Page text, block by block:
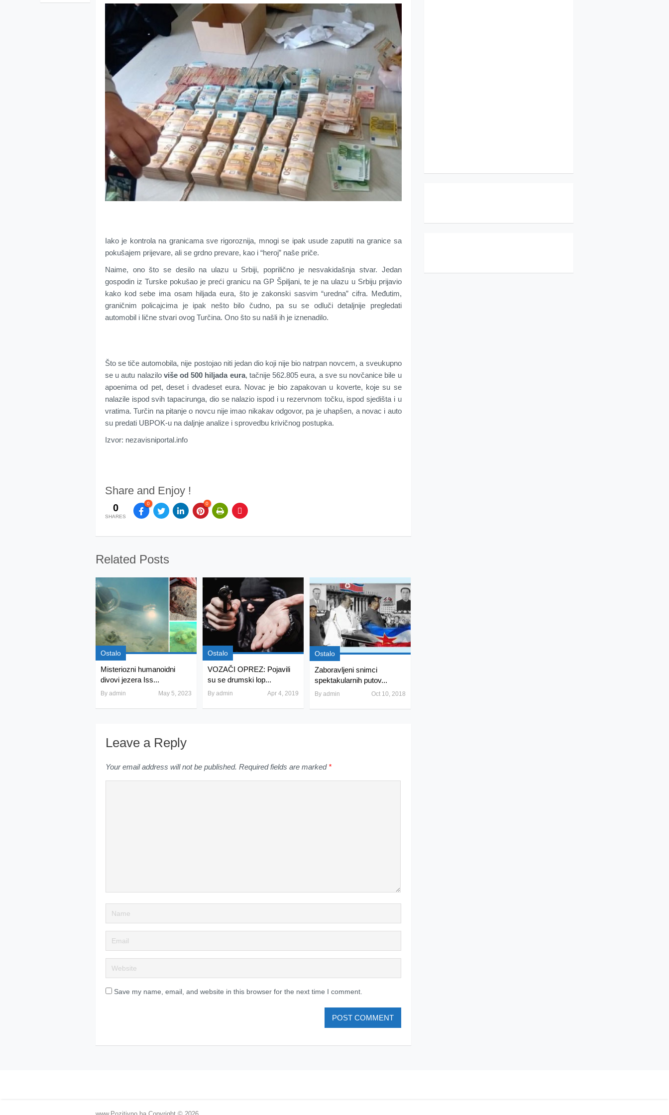
Iako je kontrola na granicama sve rigoroznija, mnogi se ipak usude zaputiti na granice sa
pokušajem prijevare, ali se grdno prevare, kao i “heroj” naše priče.
Naime, ono što se desilo na ulazu u Srbiji, poprilično je nesvakidašnja stvar. Jedan
gospodin iz Turske pokušao je preći granicu na GP Špiljani, te je na ulazu u Srbiju prijavio
kako kod sebe ima osam hiljada eura, što je zakonski sasvim “uredna” cifra. Međutim,
graničnim policajcima je ipak nešto bilo čudno, pa su se odluči detaljnije pregledati
automobil i lične stvari ovog Turčina. Ono što su našli ih je iznenadilo.
Što se tiče automobila, nije postojao niti jedan dio koji nije bio natrpan novcem, a sveukupno
se u autu nalazilo više od 500 hiljada eura, tačnije 562.805 eura, a sve su novčanice bile u
apoenima od pet, deset i dvadeset eura. Novac je bio zapakovan u koverte, koje su se
nalazile ispod svih tapacirunga, dio se nalazio ispod i u rezervnom točku, ispod sjedišta i u
vratima. Turčin na pitanje o novcu nije imao nikakav odgovor, pa je uhapšen, a novac i auto
su predati UBPOK-u na daljnje analize i sprovedbu krivičnog postupka.
Izvor: nezavisniportal.info
Share and Enjoy !
0
SHARES
0 0
Related Posts
Ostalo
Misteriozni humanoidni
divovi jezera Iss...
By admin May 5, 2023
Ostalo
VOZAČI OPREZ: Pojavili
su se drumski lop...
By admin Apr 4, 2019
Ostalo
Zaboravljeni snimci
spektakularnih putov...
By admin Oct 10, 2018
Leave a Reply
Your email address will not be published. Required fields are marked *
Save my name, email, and website in this browser for the next time I comment.